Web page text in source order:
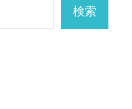
検索